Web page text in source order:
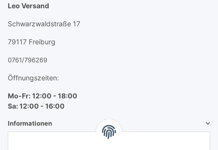
Leo Versand
Schwarzwaldstraße 17
79117 Freiburg
0761/796269
Öffnungszeiten:
Mo-Fr: 12:00 - 18:00
Sa: 12:00 - 16:00
Informationen
Mehr über